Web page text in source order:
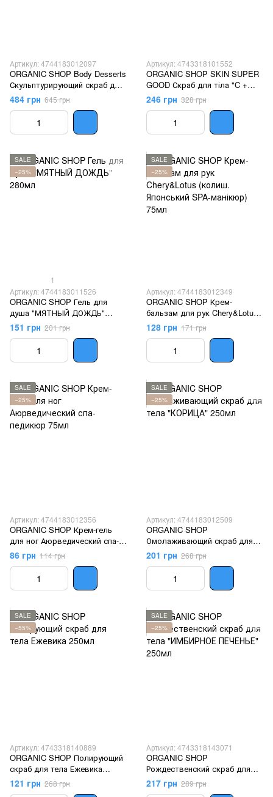
Артикул: 4744183012097
ORGANIC SHOP Body Desserts
Скульптурирующий скраб для
тела "TROPICAL MIX" 450мл
484 грн 645 грн
Артикул: 4743318101552
ORGANIC SHOP SKIN SUPER
GOOD Скраб для тіла "C +
Citrus" 360мл
246 грн 328 грн
SALE
−25%
1
Артикул: 4744183011526
ORGANIC SHOP Гель для
душа "МЯТНЫЙ ДОЖДЬ"
280мл
151 грн 201 грн
SALE
−25%
Артикул: 4744183012349
ORGANIC SHOP Крем-
бальзам для рук Chery&Lotus
(колиш. Японський SPA-
манікюр) 75мл
128 грн 171 грн
SALE
−25%
Артикул: 4744183012356
ORGANIC SHOP Крем-гель
для ног Аюрведический спа-
педикюр 75мл
86 грн 114 грн
SALE
−25%
Артикул: 4744183012509
ORGANIC SHOP
Омолаживающий скраб для
тела "КОРИЦА" 250мл
201 грн 268 грн
SALE
−55%
Артикул: 4743318140889
ORGANIC SHOP Полирующий
скраб для тела Ежевика
250мл
121 грн 268 грн
SALE
−25%
Артикул: 4743318143071
ORGANIC SHOP
Рождественский скраб для
тела "ИМБИРНОЕ ПЕЧЕНЬЕ"
250мл
217 грн 289 грн